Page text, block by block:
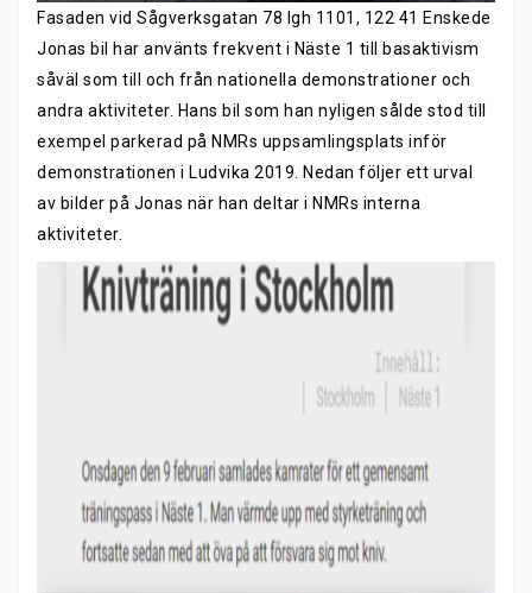
Fasaden vid Sågverksgatan 78 lgh 1101, 122 41 Enskede
Jonas bil har använts frekvent i Näste 1 till basaktivism
såväl som till och från nationella demonstrationer och
andra aktiviteter. Hans bil som han nyligen sålde stod till
exempel parkerad på NMRs uppsamlingsplats inför
demonstrationen i Ludvika 2019. Nedan följer ett urval
av bilder på Jonas när han deltar i NMRs interna
aktiviteter.